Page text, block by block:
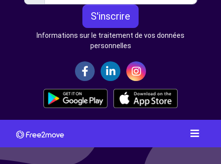
S'inscrire
Informations sur le traitement de vos données
personnelles